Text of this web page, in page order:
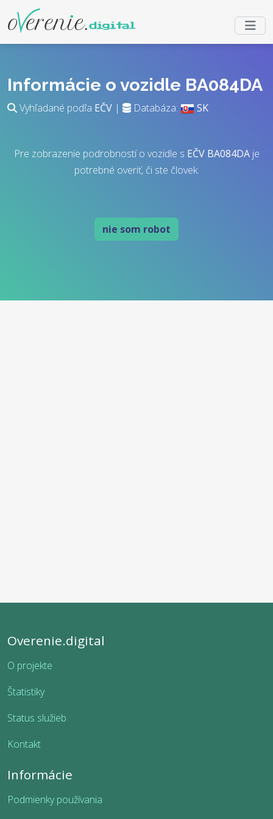
Informácie o vozidle BA084DA
Vyhľadané podľa EČV | Databáza: SK
Pre zobrazenie podrobností o vozidle s EČV BA084DAje
potrebné overiť, či ste človek.
nie som robot
Overenie.digital
O projekte
Štatistiky
Status služieb
Kontakt
Informácie
Podmienky používania